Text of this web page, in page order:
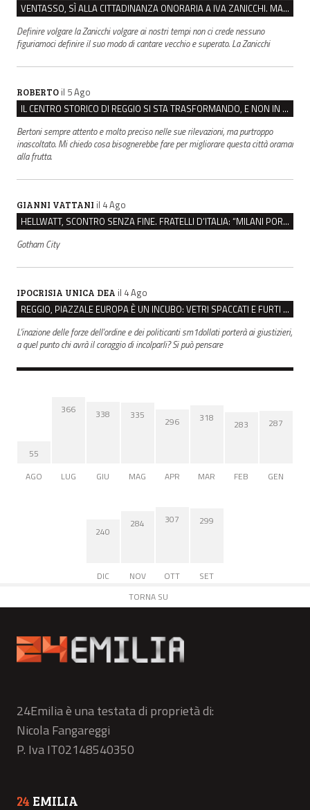
VENTASSO, SÌ ALLA CITTADINANZA ONORARIA A IVA ZANICCHI. MA BARGIACCHI: “È DI PESSIMO GUSTO”
Definire volgare la Zanicchi volgare ai nostri tempi non ci crede nessuno
figuriamoci definire il suo modo di cantare vecchio e superato. La Zanicchi
ROBERTO il 5 Ago
IL CENTRO STORICO DI REGGIO SI STA TRASFORMANDO, E NON IN MEGLIO
Bertoni sempre attento e molto preciso nelle sue rilevazioni, ma purtroppo
inascoltato. Mi chiedo cosa bisognerebbe fare per migliorare questa città oramai
alla frutta.
GIANNI VATTANI il 4 Ago
HELLWATT, SCONTRO SENZA FINE. FRATELLI D’ITALIA: “MILANI PORTA DOCUMENTI, DE FRANCO INSULTI”
Gotham City
IPOCRISIA UNICA DEA il 4 Ago
REGGIO, PIAZZALE EUROPA È UN INCUBO: VETRI SPACCATI E FURTI SULLE AUTO IN SOSTA
L'inazione delle forze dell'ordine e dei politicanti sm1dollati porterà ai giustizieri,
a quel punto chi avrà il coraggio di incolparli? Si può pensare
55
AGO
366
LUG
338
GIU
335
MAG
296
APR
318
MAR
283
FEB
287
GEN
240
DIC
284
NOV
307
OTT
299
SET
TORNA SU
24Emilia è una testata di proprietà di:
Nicola Fangareggi
P. Iva IT02148540350
24 EMILIA